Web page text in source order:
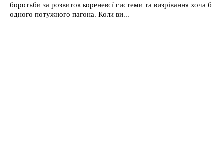
боротьби за розвиток кореневої системи та визрівання хоча б
одного потужного пагона. Коли ви...